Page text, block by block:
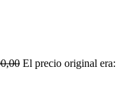
El precio original era: